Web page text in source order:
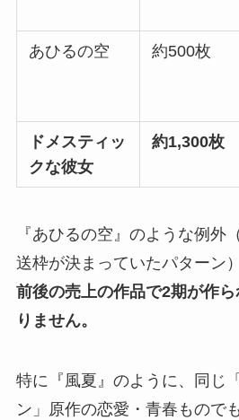
あひるの空 約500枚
ドメスティッ
クな彼女
約1,300枚
『あひるの空』のような例外
送枠が決まっていたパターン
前後の売上の作品で2期が作
りません。
特に『風夏』のように、同じ
ン」原作の恋愛・青春もので